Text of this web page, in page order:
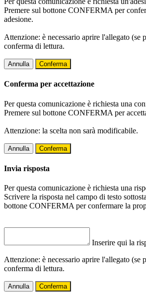
Premere sul bottone CONFERMA per
adesione.
Attenzione: è necessario aprire l'allegato (se
conferma di lettura.
Annulla Conferma
Conferma per accettazione
Per questa comunicazione è richiesta una
Premere sul bottone CONFERMA per
Attenzione: la scelta non sarà modificabile.
Annulla Conferma
Invia risposta
Per questa comunicazione è richiesta una
Scrivere la risposta nel campo di testo
bottone CONFERMA per confermare la
Inserire qui la
Attenzione: è necessario aprire l'allegato (se
conferma di lettura.
Annulla Conferma